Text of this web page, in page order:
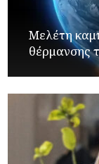
Μελέτη
θέρμανσης